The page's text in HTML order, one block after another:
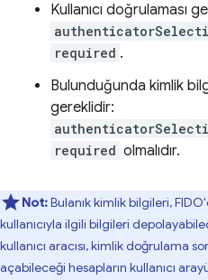
Kullanıcı doğrulaması
required .
Bulunduğunda kimlik
gereklidir:
required olmalıdır.
Not:Bulanık kimlik bilgileri,
kullanıcıyla ilgili bilgileri
kullanıcı aracısı, kimlik doğrulama
açabileceği hesapların kullanıcı